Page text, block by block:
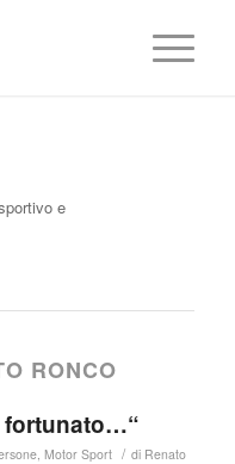
e
RONCO
fortunato…“
, Motor Sport / di Renato